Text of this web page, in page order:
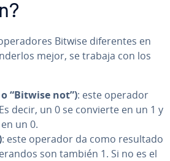
Bitwise di­fe­re­n­tes en
mejor, se trabaja con los
“Bitwise not”): este operador
decir, un 0 se convierte en un 1 y
un 0.
: este operador da como resultado
son también 1. Si no es el